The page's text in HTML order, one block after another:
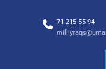
71 215 55 94